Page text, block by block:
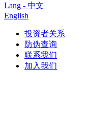
Lang - 中文
English
投资者关系
防伪查询
联系我们
加入我们